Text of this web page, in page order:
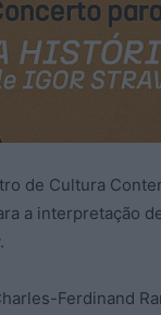
de Cultura
a interpretação
Ferdinand